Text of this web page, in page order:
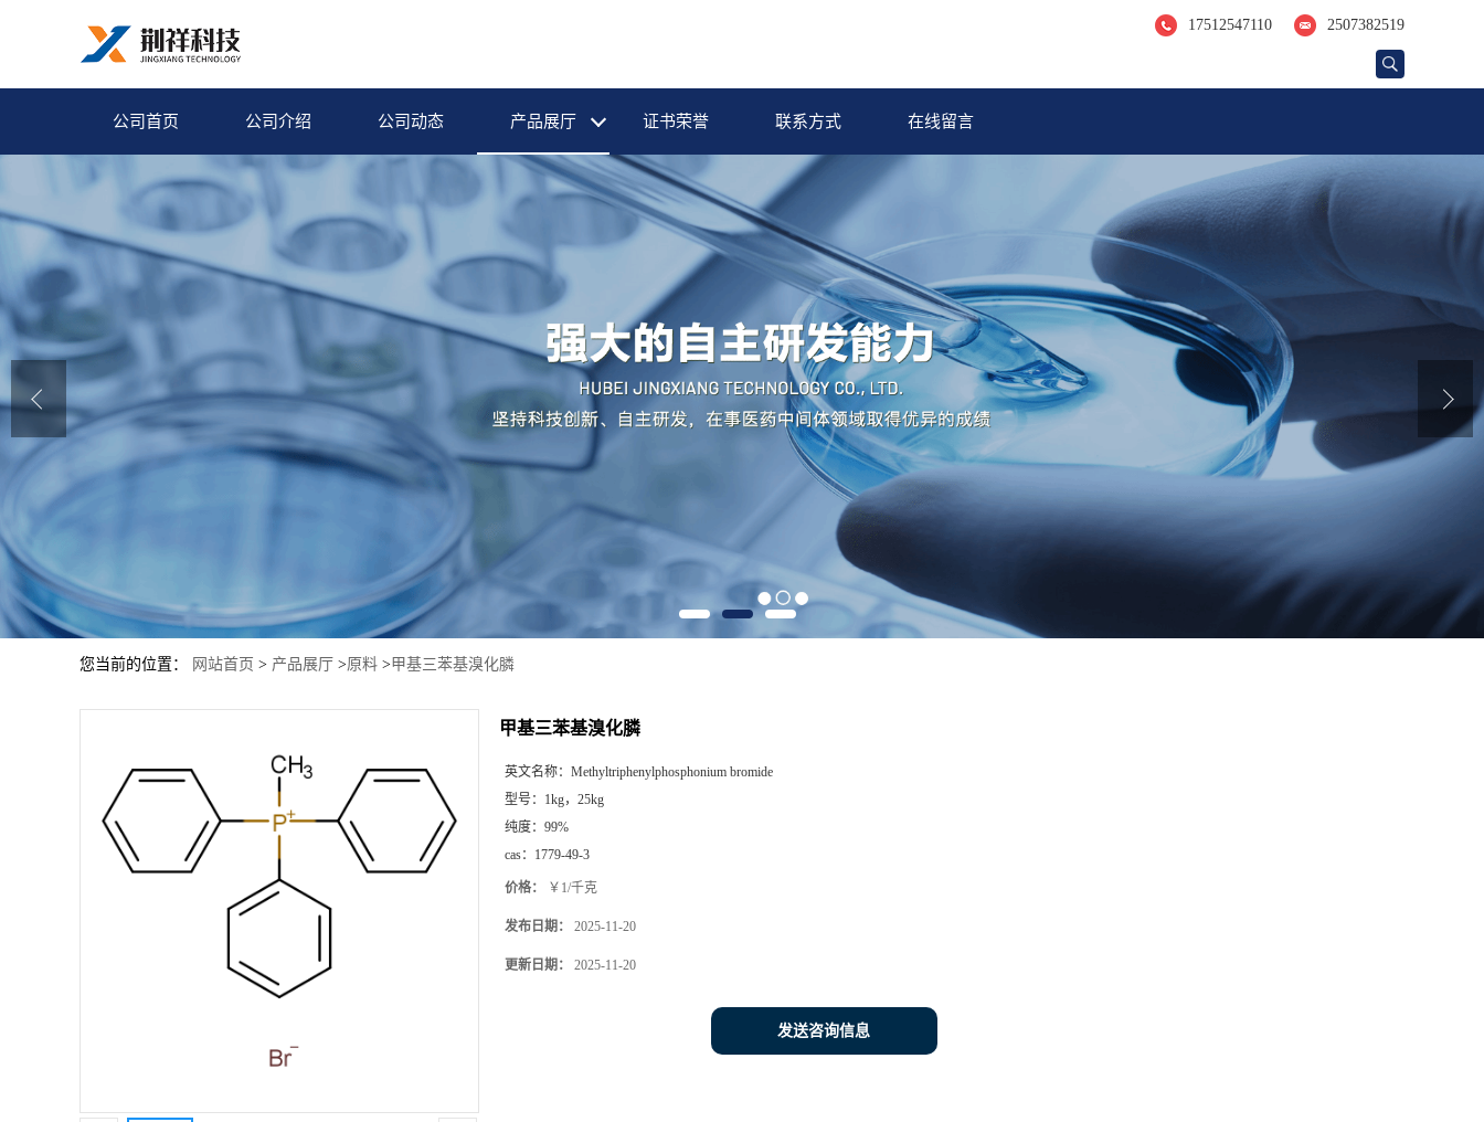
17512547110 2507382519
公司首页 公司介绍 公司动态 产品展厅 证书荣誉 联系方式 在线留言
您当前的位置： 网站首页 > 产品展厅 >原料 >甲基三苯基溴化膦
甲基三苯基溴化膦
英文名称： Methyltriphenylphosphonium bromide
型号： 1kg，25kg
纯度： 99%
cas： 1779-49-3
价格： ￥1/千克
发布日期： 2025-11-20
更新日期： 2025-11-20
发送咨询信息